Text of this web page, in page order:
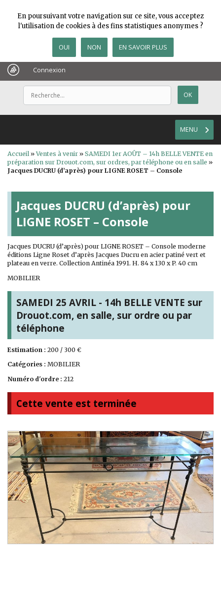
Connexion
MENU
Accueil»Ventes à venir » SAMEDI 1er AOÛT – 14h BELLE VENTE en
préparation sur Drouot.com, sur ordres, par téléphone ou en salle »
Jacques DUCRU (d’après) pour LIGNE ROSET – Console
Jacques DUCRU (d’après) pour
LIGNE ROSET – Console
Jacques DUCRU (d’après) pour LIGNE ROSET – Console moderne
éditions Ligne Roset d’après Jacques Ducru en acier patiné vert et
plateau en verre. Collection Antinéa 1991. H. 84 x 130 x P. 40 cm
MOBILIER
SAMEDI 25 AVRIL - 14h BELLE VENTE sur
Drouot.com, en salle, sur ordre ou par
téléphone
Estimation : 200 / 300 €
Catégories : MOBILIER
Numéro d'ordre : 212
Cette vente est terminée
En poursuivant votre navigation sur ce site, vous acceptez
l'utilisation de cookies à des fins statistiques anonymes ?
OUI NON EN SAVOIR PLUS